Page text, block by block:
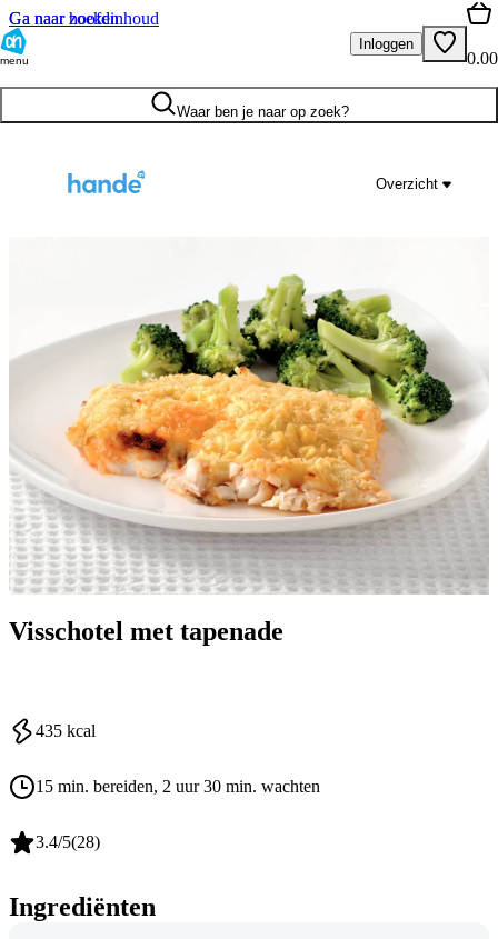
Ga naar hoofdinhoud
Ga naar zoeken
menu
Inloggen
0.00
Waar ben je naar op zoek?
Overzicht
Visschotel met tapenade
435 kcal
15 min. bereiden, 2 uur 30 min. wachten
3.4/5(28)
Ingrediënten